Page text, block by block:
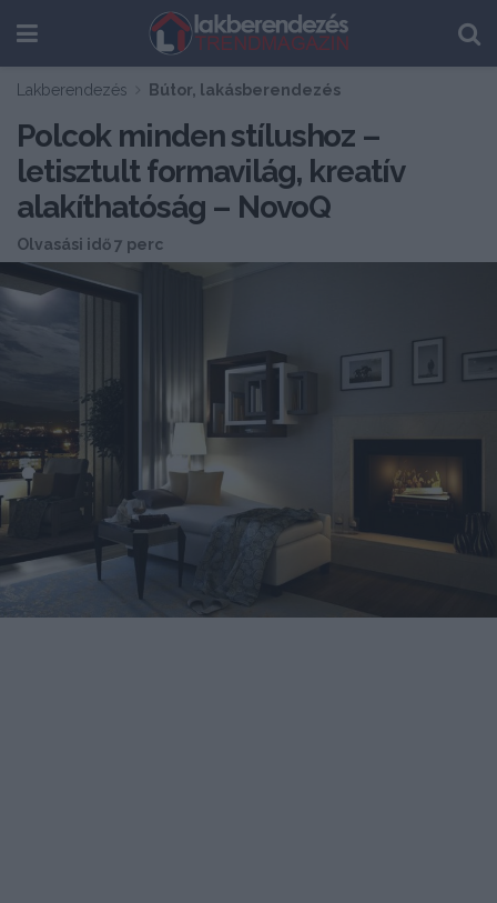
Lakberendezés Bútor, lakásberendezés
Polcok minden stílushoz –
letisztult formavilág, kreatív
alakíthatóság – NovoQ
Olvasási idő 7 perc